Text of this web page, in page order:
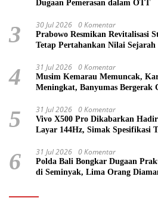
Dugaan Pemerasan dalam OTT
3 30 Jul 2026 0 Komentar
Prabowo Resmikan Revitalisasi
Tetap Pertahankan Nilai Sejarah
4 31 Jul 2026 0 Komentar
Musim Kemarau Memuncak,
Meningkat, Banyumas Bergerak
5 31 Jul 2026 0 Komentar
Vivo X500 Pro Dikabarkan
Layar 144Hz, Simak Spesifikasi
6 31 Jul 2026 0 Komentar
Polda Bali Bongkar Dugaan
di Seminyak, Lima Orang